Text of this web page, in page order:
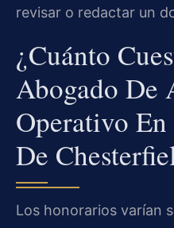
revisar o redactar un
¿Cuánto
Abogado De
Operativo
De
Los honorarios varían